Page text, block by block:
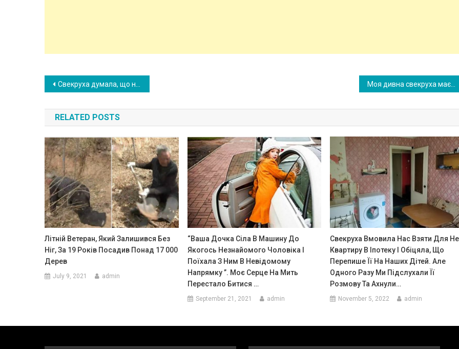
Post
navigation
Свекруха думала, що невістка вкотре візьме на себе підготовку до свята. Але цього разу невістка не хотіла терпіти всього цього.
RELATED POSTS
Літній Ветеран, Який Залишився Без
Ніг, За 19 Років Посадив Понад 17 000
Дерев
July 9, 2021 admin
“Ваша Дочка Сіла В Машину До
Якогось Незнайомого Чоловіка І
Поїхала З Ним В Невідомому
Напрямку ”. Моє Серце На Мить
Перестало Битися …
September 21, 2021 admin
Свекруха Вмовила Нас Взяти Для
Квартиру В Іпотеку І Обіцяла, Що
Перепише Її На Наших Дітей. Але
Одного Разу Ми Підслухали Її
Розмову Та Ахнули…
November 5, 2022 admin